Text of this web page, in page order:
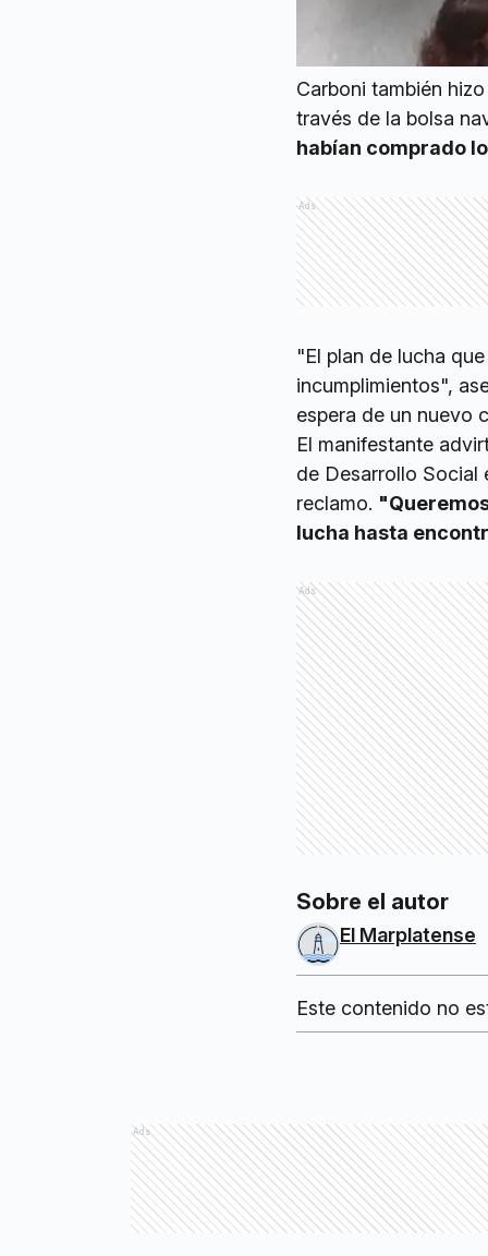
Carboni también
través de la bolsa
habían comprado
Ads
"El plan de lucha
incumplimientos",
espera de un nuevo
El manifestante
de Desarrollo Social
reclamo.
lucha hasta
Ads
Sobre el autor
El Marplatense
Este contenido no
Ads